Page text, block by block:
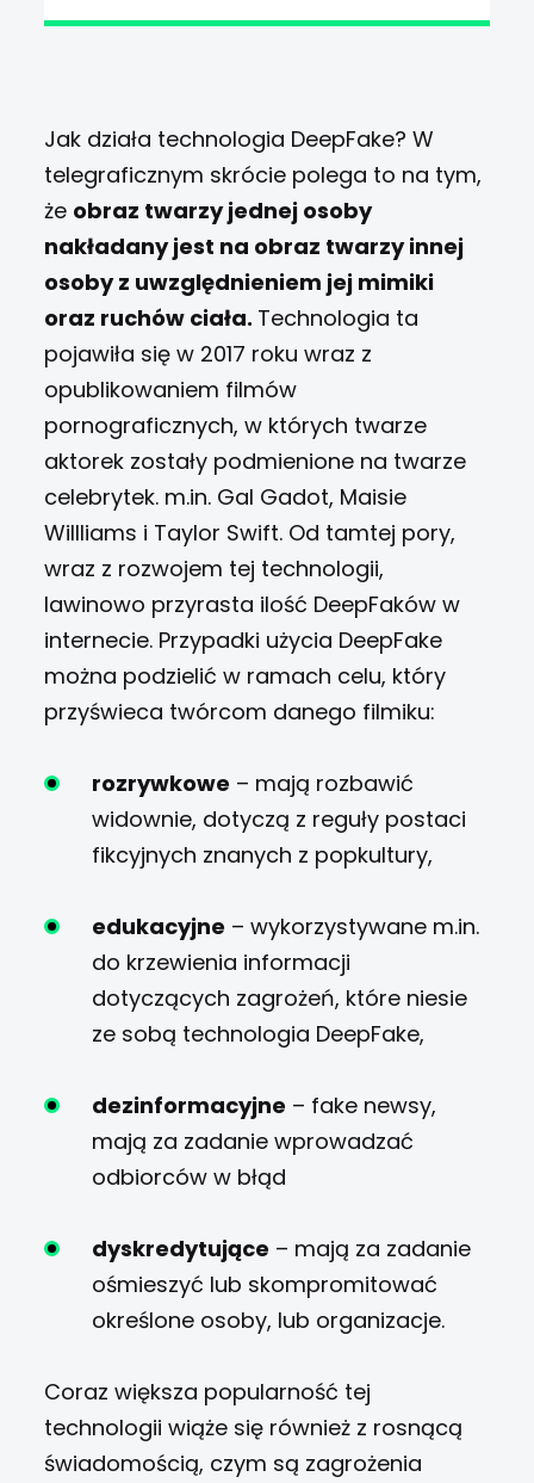
Jak działa technologia DeepFake? W
telegraficznym skrócie polega to na tym,
że obraz twarzy jednej osoby
nakładany jest na obraz twarzy innej
osoby z uwzględnieniem jej mimiki
oraz ruchów ciała. Technologia ta
pojawiła się w 2017 roku wraz z
opublikowaniem filmów
pornograficznych, w których twarze
aktorek zostały podmienione na twarze
celebrytek. m.in. Gal Gadot, Maisie
Willliams i Taylor Swift. Od tamtej pory,
wraz z rozwojem tej technologii,
lawinowo przyrasta ilość DeepFaków w
internecie. Przypadki użycia DeepFake
można podzielić w ramach celu, który
przyświeca twórcom danego filmiku:
rozrywkowe – mają rozbawić
widownie, dotyczą z reguły postaci
fikcyjnych znanych z popkultury,
edukacyjne – wykorzystywane m.in.
do krzewienia informacji
dotyczących zagrożeń, które niesie
ze sobą technologia DeepFake,
dezinformacyjne – fake newsy,
mają za zadanie wprowadzać
odbiorców w błąd
dyskredytujące – mają za zadanie
ośmieszyć lub skompromitować
określone osoby, lub organizacje.
Coraz większa popularność tej
technologii wiąże się również z rosnącą
świadomością, czym są zagrożenia